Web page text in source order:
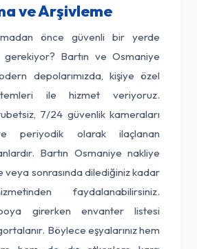
ve Arşivleme
önce güvenli bir yerde
Bartın ve Osmaniye
depolarımızda, kişiye özel
ile hizmet veriyoruz.
7/24 güvenlik kameraları
periyodik olarak ilaçlanan
Bartın Osmaniye nakliye
veya sonrasında dilediğiniz kadar
faydalanabilirsiniz.
girerken envanter listesi
Böylece eşyalarınız hem